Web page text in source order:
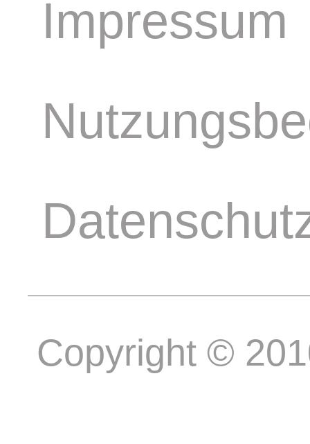
Impressum
Copyright ©